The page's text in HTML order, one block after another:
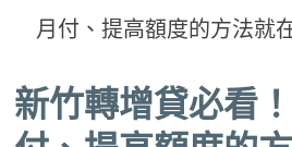
月付、提高額度的方法就
新竹轉增貸必看